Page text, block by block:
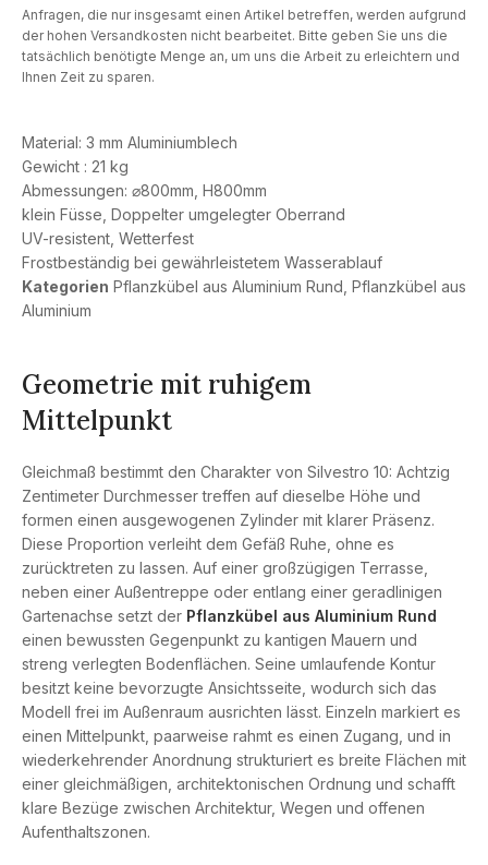
Material: 3 mm Aluminiumblech
Gewicht : 21 kg
Abmessungen: ⌀800mm, H800mm
klein Füsse, Doppelter umgelegter Oberrand
UV-resistent, Wetterfest
Frostbeständig bei gewährleistetem Wasserablauf
Kategorien Pflanzkübel aus Aluminium Rund Pflanzkübel aus
Aluminium
Geometrie mit ruhigem
Mittelpunkt
Gleichmaß bestimmt den Charakter von Silvestro 10: Achtzig
Zentimeter Durchmesser treffen auf dieselbe Höhe und
formen einen ausgewogenen Zylinder mit klarer Präsenz.
Diese Proportion verleiht dem Gefäß Ruhe, ohne es
zurücktreten zu lassen. Auf einer großzügigen Terrasse,
neben einer Außentreppe oder entlang einer geradlinigen
Gartenachse setzt der Pflanzkübel aus Aluminium Rund
einen bewussten Gegenpunkt zu kantigen Mauern und
streng verlegten Bodenflächen. Seine umlaufende Kontur
besitzt keine bevorzugte Ansichtsseite, wodurch sich das
Modell frei im Außenraum ausrichten lässt. Einzeln markiert es
einen Mittelpunkt, paarweise rahmt es einen Zugang, und in
wiederkehrender Anordnung strukturiert es breite Flächen mit
einer gleichmäßigen, architektonischen Ordnung und schafft
klare Bezüge zwischen Architektur, Wegen und offenen
Aufenthaltszonen.
Anfragen, die nur insgesamt einen Artikel betreffen, werden aufgrund
der hohen Versandkosten nicht bearbeitet. Bitte geben Sie uns die
tatsächlich benötigte Menge an, um uns die Arbeit zu erleichtern und
Ihnen Zeit zu sparen.